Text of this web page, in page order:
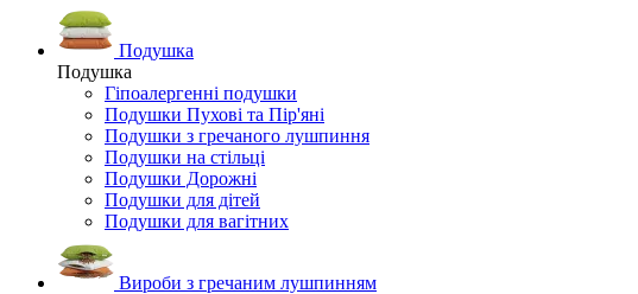
Подушка
Подушка
Гіпоалергенні подушки
Подушки Пухові та Пір'яні
Подушки з гречаного лушпиння
Подушки на стільці
Подушки Дорожні
Подушки для дітей
Подушки для вагітних
Вироби з гречаним лушпинням